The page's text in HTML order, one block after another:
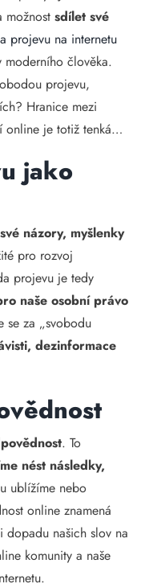
možnost sdílet své
projevu na internetu
moderního člověka.
projevu,
Hranice mezi
online je totiž tenká…
jako
názory, myšlenky
pro rozvoj
projevu je tedy
naše osobní právo
se za „svobodu
dezinformace
. To
nést následky,
ublížíme nebo
online znamená
našich slov na
komunity a naše